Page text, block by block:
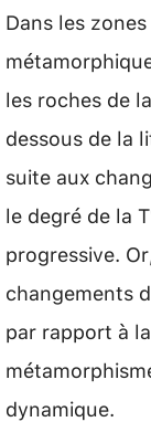
Dans les
les roches de
dessous de la
suite aux
le degré de la
progressive.
changements
par rapport à
dynamique.